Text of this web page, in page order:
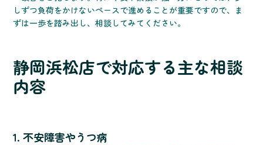
しずつ負荷をかけないペースで進めることが重要ですので、ま
ずは一歩を踏み出し、相談してみてください。
静岡浜松店で対応する主な相談
内容
1. 不安障害やうつ病